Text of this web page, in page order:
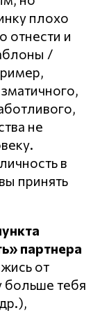
плохо
отнести и
/
не
в
принять
партнера
от
больше тебя